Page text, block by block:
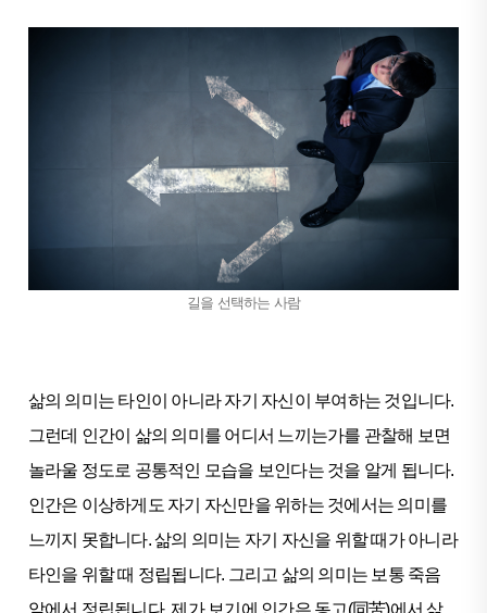
길을 선택하는 사람
삶의 의미는 타인이 아니라 자기 자신이 부여하는 것입니다.
그런데 인간이 삶의 의미를 어디서 느끼는가를 관찰해 보면
놀라울 정도로 공통적인 모습을 보인다는 것을 알게 됩니다.
인간은 이상하게도 자기 자신만을 위하는 것에서는 의미를
느끼지 못합니다. 삶의 의미는 자기 자신을 위할 때가 아니라
타인을 위할 때 정립됩니다. 그리고 삶의 의미는 보통 죽음